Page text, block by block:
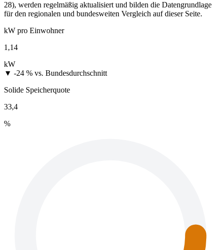
28), werden regelmäßig aktualisiert und bilden die Datengrundlage
für den regionalen und bundesweiten Vergleich auf dieser Seite.
kW pro Einwohner
1,14
kW
▼ -24 % vs. Bundesdurchschnitt
Solide Speicherquote
33,4
%